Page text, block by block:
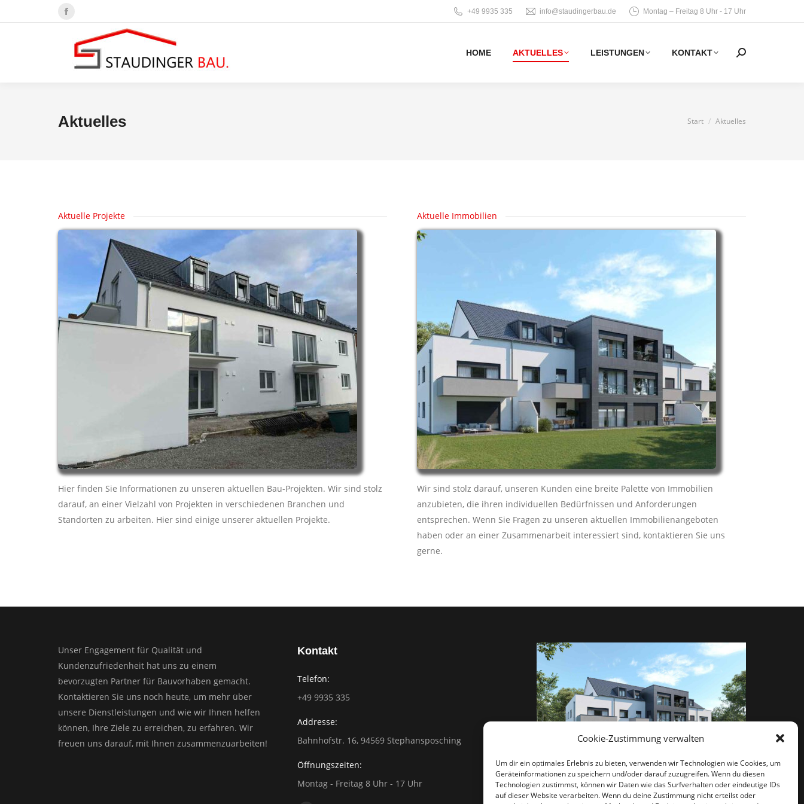
Cookie-Zustimmung verwalten
Um dir ein optimales Erlebnis zu bieten, verwenden wir Technologien wie Cookies, um
Geräteinformationen zu speichern und/oder darauf zuzugreifen. Wenn du diesen
Technologien zustimmst, können wir Daten wie das Surfverhalten oder eindeutige IDs
auf dieser Website verarbeiten. Wenn du deine Zustimmung nicht erteilst oder
Facebook
opens
+49 9935 335 info@staudingerbau.de Montag – Freitag 8 Uhr - 17 Uhr
HOME AKTUELLES LEISTUNGEN KONTAKT Search:
Aktuelles
Sie befinden sich
Start Aktuelles
Aktuelle Projekte
Hier finden Sie Informationen zu unseren aktuellen Bau-Projekten. Wir sind stolz
darauf, an einer Vielzahl von Projekten in verschiedenen Branchen und
Standorten zu arbeiten. Hier sind einige unserer aktuellen Projekte.
Aktuelle Immobilien
Wir sind stolz darauf, unseren Kunden eine breite Palette von Immobilien
anzubieten, die ihren individuellen Bedürfnissen und Anforderungen
entsprechen. Wenn Sie Fragen zu unseren aktuellen Immobilienangeboten
haben oder an einer Zusammenarbeit interessiert sind, kontaktieren Sie uns
gerne.
Unser Engagement für Qualität und
Kundenzufriedenheit hat uns zu einem
bevorzugten Partner für Bauvorhaben gemacht.
Kontaktieren Sie uns noch heute, um mehr über
unsere Dienstleistungen und wie wir Ihnen helfen
können, Ihre Ziele zu erreichen, zu erfahren. Wir
freuen uns darauf, mit Ihnen zusammenzuarbeiten!
Kontakt
Telefon:
+49 9935 335
Addresse:
Bahnhofstr. 16, 94569 Stephansposching
Öffnungszeiten:
Montag - Freitag 8 Uhr - 17 Uhr